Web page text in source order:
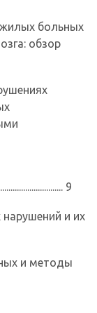
больных
обзор
9
и их
и методы